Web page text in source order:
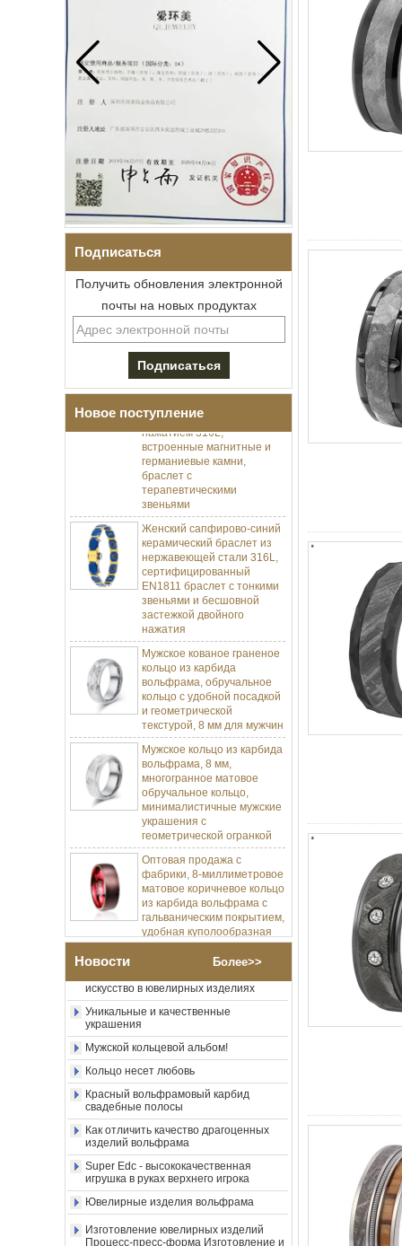
Подписаться
Получить обновления электронной
почты на новых продуктах
Новое поступление
Мужской браслет I-Links из
нержавеющей стали 304 с
керамика,
раскладывающаяся
нажатием 316L,
германиевые камни,
браслет с
терапевтическими
звеньями
Женский сапфирово-синий
керамический браслет из
нержавеющей стали 316L,
сертифицированный
EN1811 браслет с тонкими
звеньями и бесшовной
застежкой двойного
нажатия
Мужское кованое граненое
кольцо из карбида
вольфрама, обручальное
кольцо с удобной посадкой
и геометрической
текстурой, 8 мм для мужчин
Мужское кольцо из карбида
вольфрама, 8 мм,
многогранное матовое
обручальное кольцо,
минималистичные мужские
украшения с
геометрической огранкой
Оптовая продажа с
фабрики, 8-миллиметровое
матовое коричневое кольцо
из карбида вольфрама с
гальваническим покрытием,
удобная куполообразная
форма, глянцевое красное
мужское обручальное
кольцо с внутренней
внутренняя лазерная
Оптовая продажа с
полированное серебряное
кольцо из карбида
вольфрама, центральная
инкрустация из
измельченного синего
опала с синтетической
мужское обручальное
кольцо, изготовленная на
заказ внутренняя л
Оптовая продажа с
фабрики, черное
кольцо с печаткой из
Новости Более>>
Изготовление ювелирных изделий
Процесс-пресс-форма Изготовление и
литье
Позвольте мне разработать мою
карбидное кольцо вольфрама.
Насколько круто металлическое
Уникальные и качественные
украшения
Мужской кольцевой альбом!
Кольцо несет любовь
Красный вольфрамовый карбид
свадебные полосы
Как отличить качество драгоценных
изделий вольфрама
Super Edc - высококачественная
игрушка в руках верхнего игрока
Ювелирные изделия вольфрама
Изготовление ювелирных изделий
Процесс-пресс-форма Изготовление и
литье